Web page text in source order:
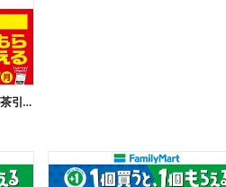
【無料引換券!】焼き麺買うとお茶引換券貰える!